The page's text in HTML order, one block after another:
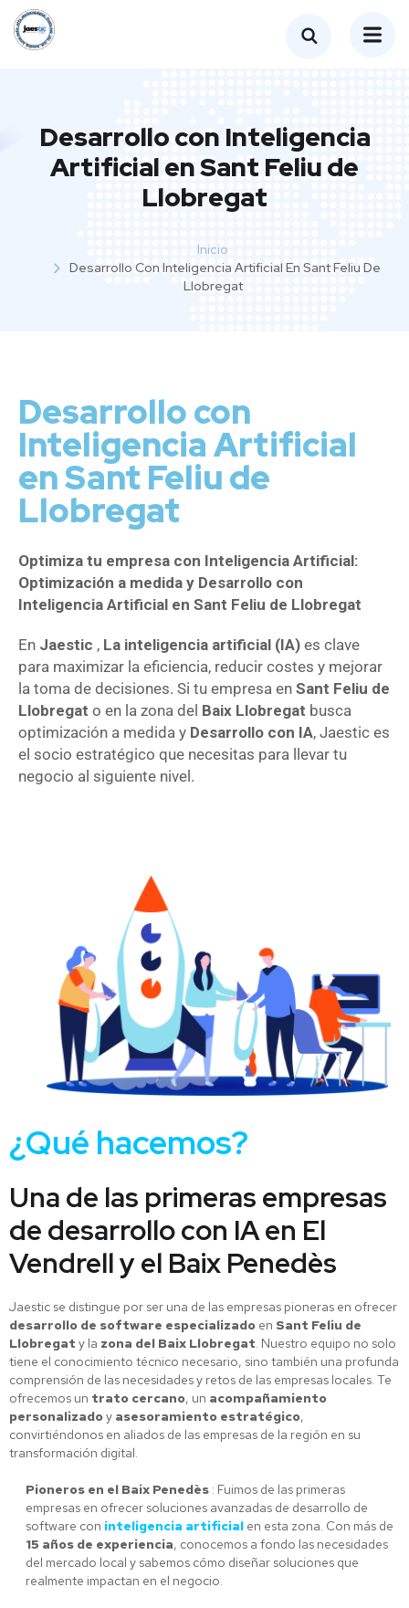
Desarrollo con Inteligencia
Artificial en Sant Feliu de
Llobregat
Inicio
Desarrollo Con Inteligencia Artificial En Sant Feliu De
Llobregat
Desarrollo con
Inteligencia Artificial
en Sant Feliu de
Llobregat
Optimiza tu empresa con Inteligencia Artificial:
Optimización a medida y Desarrollo con
Inteligencia Artificial en Sant Feliu de Llobregat
En Jaestic , La inteligencia artificial (IA) es clave
para maximizar la eficiencia, reducir costes y mejorar
la toma de decisiones. Si tu empresa en Sant Feliu de
Llobregat o en la zona del Baix Llobregat busca
optimización a medida y Desarrollo con IA, Jaestic es
el socio estratégico que necesitas para llevar tu
negocio al siguiente nivel.
¿Qué hacemos?
Una de las primeras empresas
de desarrollo con IA en El
Vendrell y el Baix Penedès
Jaestic se distingue por ser una de las empresas pioneras en ofrecer
desarrollo de software especializado en Sant Feliu de
Llobregat y la zona del Baix Llobregat. Nuestro equipo no solo
tiene el conocimiento técnico necesario, sino también una profunda
comprensión de las necesidades y retos de las empresas locales. Te
ofrecemos un trato cercano, un acompañamiento
personalizadoy asesoramiento estratégico,
convirtiéndonos en aliados de las empresas de la región en su
transformación digital.
Pioneros en el Baix Penedès : Fuimos de las primeras
empresas en ofrecer soluciones avanzadas de desarrollo de
software con inteligencia artificial en esta zona. Con más de
15 años de experiencia, conocemos a fondo las necesidades
del mercado local y sabemos cómo diseñar soluciones que
realmente impactan en el negocio.